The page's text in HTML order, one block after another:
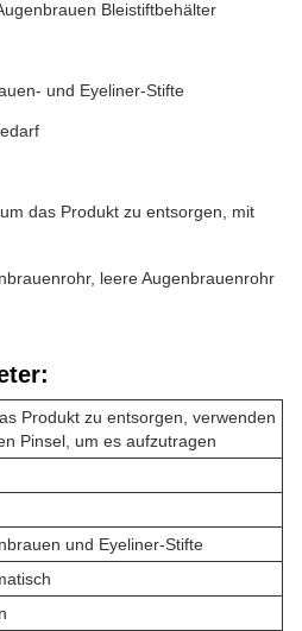
Bleistiftbehälter
und Eyeliner-Stifte
das Produkt zu entsorgen, mit
leere Augenbrauenrohr
Produkt zu entsorgen, verwenden
Pinsel, um es aufzutragen
und Eyeliner-Stifte